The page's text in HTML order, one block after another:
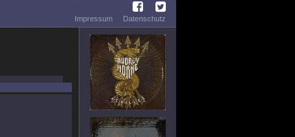
Impressum
Datenschutz